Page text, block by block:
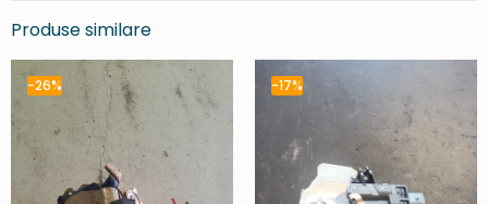
Produse similare
-26% -17%